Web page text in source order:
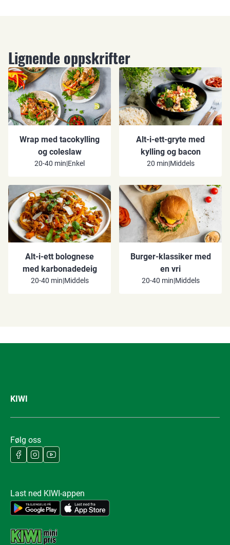
Lignende oppskrifter
Wrap med tacokylling
og coleslaw
20-40 min|Enkel
Alt-i-ett-gryte med
kylling og bacon
20 min|Middels
Alt-i-ett bolognese
med karbonadedeig
20-40 min|Middels
Burger-klassiker med
en vri
20-40 min|Middels
KIWI
Følg oss
Last ned KIWI-appen